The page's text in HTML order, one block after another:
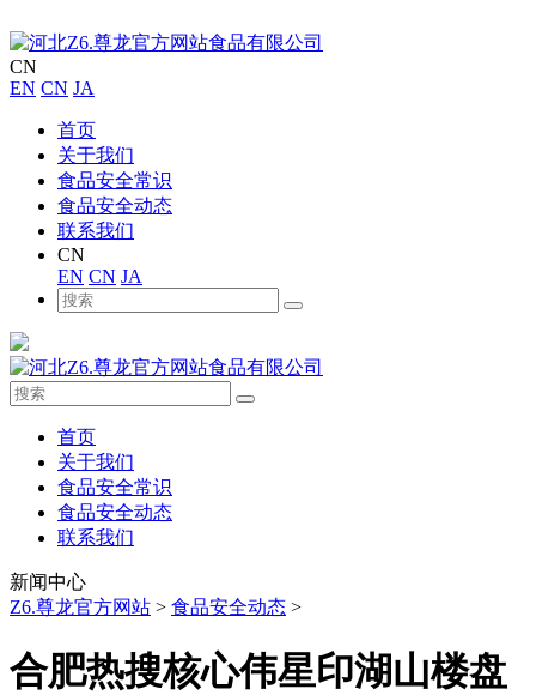
CN
EN CN JA
首页
关于我们
食品安全常识
食品安全动态
联系我们
CN
EN CN JA
首页
关于我们
食品安全常识
食品安全动态
联系我们
新闻中心
Z6.尊龙官方网站 > 食品安全动态 >
合肥热搜核心伟星印湖山楼盘